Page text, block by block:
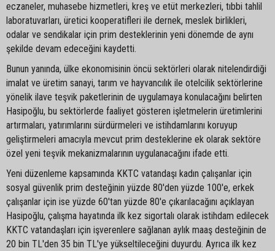
eczaneler, muhasebe hizmetleri, kreş ve etüt merkezleri, tıbbi tahlil
laboratuvarları, üretici kooperatifleri ile dernek, meslek birlikleri,
odalar ve sendikalar için prim desteklerinin yeni dönemde de aynı
şekilde devam edeceğini kaydetti.
Bunun yanında, ülke ekonomisinin öncü sektörleri olarak nitelendirdiği
imalat ve üretim sanayi, tarım ve hayvancılık ile otelcilik sektörlerine
yönelik ilave teşvik paketlerinin de uygulamaya konulacağını belirten
Hasipoğlu, bu sektörlerde faaliyet gösteren işletmelerin üretimlerini
artırmaları, yatırımlarını sürdürmeleri ve istihdamlarını koruyup
geliştirmeleri amacıyla mevcut prim desteklerine ek olarak sektöre
özel yeni teşvik mekanizmalarının uygulanacağını ifade etti.
Yeni düzenleme kapsamında KKTC vatandaşı kadın çalışanlar için
sosyal güvenlik prim desteğinin yüzde 80'den yüzde 100'e, erkek
çalışanlar için ise yüzde 60'tan yüzde 80'e çıkarılacağını açıklayan
Hasipoğlu, çalışma hayatında ilk kez sigortalı olarak istihdam edilecek
KKTC vatandaşları için işverenlere sağlanan aylık maaş desteğinin de
20 bin TL'den 35 bin TL'ye yükseltileceğini duyurdu. Ayrıca ilk kez